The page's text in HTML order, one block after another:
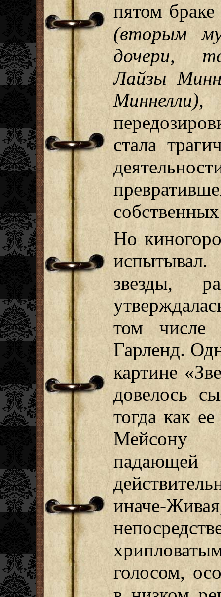
пятом
(вторым
дочери,
Лайзы
Миннелли),
стала
Но
испытывал.
звезды,
том
Гарленд.
картине
довелось
тогда как
Мейсону
иначе-
голосом,